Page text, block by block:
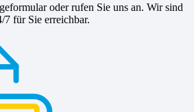
oder rufen Sie uns an. Wir sind
7 für Sie erreichbar.